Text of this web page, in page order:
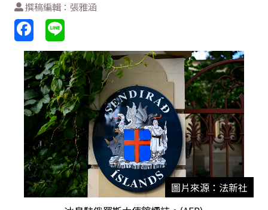
撰稿編輯：張雅涵
圖片來源：法新社